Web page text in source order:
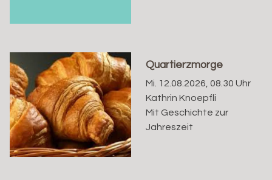
Quartierzmorge
Mi. 12.08.2026, 08.30 Uhr
Kathrin Knoepfli
Mit Geschichte zur
Jahreszeit